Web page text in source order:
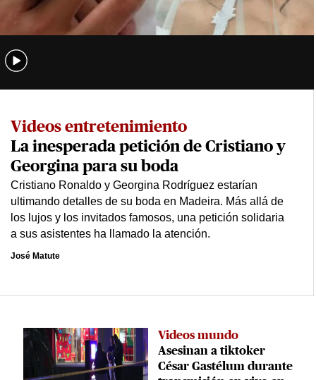
Videos entretenimiento
La inesperada petición de Cristiano y
Georgina para su boda
Cristiano Ronaldo y Georgina Rodríguez estarían
ultimando detalles de su boda en Madeira. Más allá de
los lujos y los invitados famosos, una petición solidaria
a sus asistentes ha llamado la atención.
José Matute
Videos mundo
Asesinan a tiktoker
César Gastélum durante